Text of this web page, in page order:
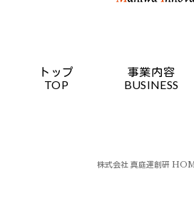
トップ
TOP
事業内容
BUSINESS
株式会社 真庭運創研